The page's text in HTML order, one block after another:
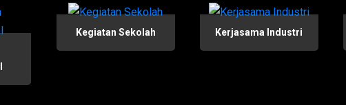
Kegiatan Sekolah Kerjasama Industri